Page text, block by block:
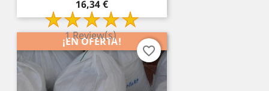
Precio
16,34 €
1 Review(s)
¡EN OFERTA!
favorite_border